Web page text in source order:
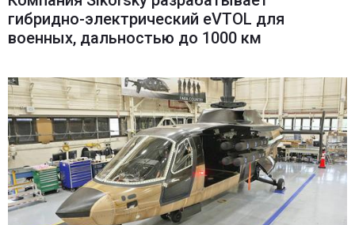
гибридно-электрический eVTOL для
военных, дальностью до 1000 км